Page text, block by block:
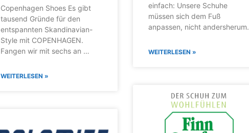
Copenhagen Shoes Es gibt
tausend Gründe für den
entspannten Skandinavian-
Style mit COPENHAGEN.
Fangen wir mit sechs an …
WEITERLESEN »
einfach: Unsere Schuhe
müssen sich dem Fuß
anpassen, nicht andersherum.
WEITERLESEN »